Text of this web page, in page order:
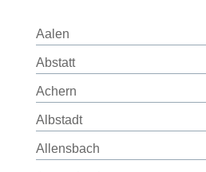
Aalen
Abstatt
Achern
Albstadt
Allensbach